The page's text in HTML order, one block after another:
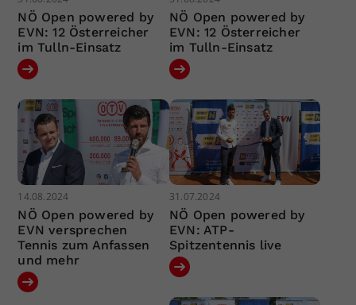
NÖ Open powered by
EVN: 12 Österreicher
im Tulln-Einsatz
NÖ Open powered by
EVN: 12 Österreicher
im Tulln-Einsatz
14.08.2024
NÖ Open powered by
EVN versprechen
Tennis zum Anfassen
und mehr
31.07.2024
NÖ Open powered by
EVN: ATP-
Spitzentennis live